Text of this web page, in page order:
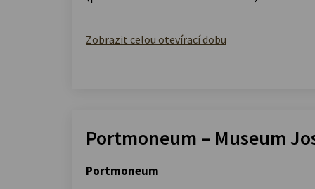
Zobrazit celou otevírací dobu
Portmoneum – Museum
Portmoneum